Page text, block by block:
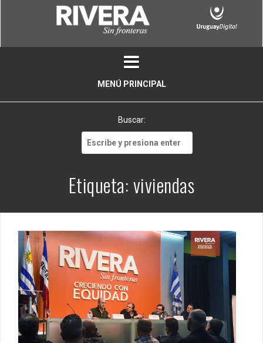
MENÚ PRINCIPAL
Buscar:
Etiqueta:viviendas